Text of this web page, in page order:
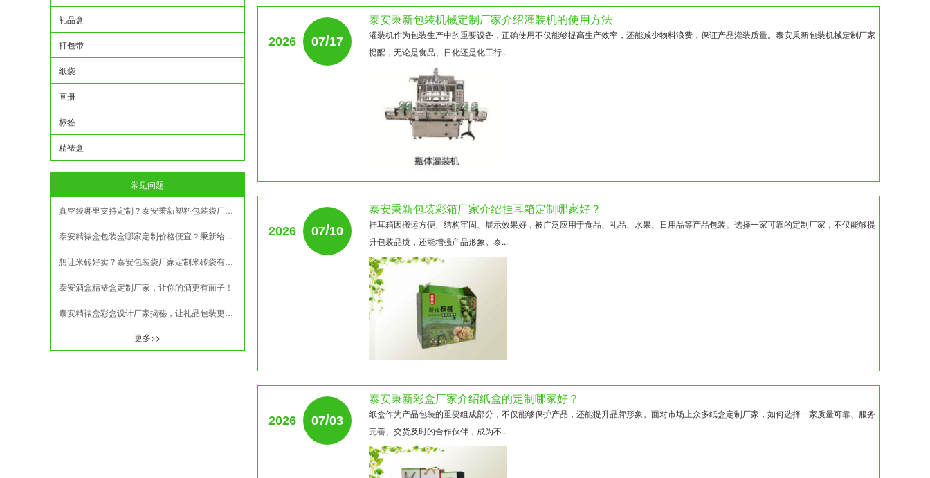
2026 07/17
泰安秉新包装机械定制厂家介绍灌装机的使用方法
灌装机作为包装生产中的重要设备，正确使用不仅能够提高生产效率，还能减少物料浪费，保证产品灌装质量。泰安秉新包装机械定制厂家
提醒，无论是食品、日化还是化工行...
2026 07/10
泰安秉新包装彩箱厂家介绍挂耳箱定制哪家好？
挂耳箱因搬运方便、结构牢固、展示效果好，被广泛应用于食品、礼品、水果、日用品等产品包装。选择一家可靠的定制厂家，不仅能够提
升包装品质，还能增强产品形象。泰...
2026 07/03
泰安秉新彩盒厂家介绍纸盒的定制哪家好？
纸盒作为产品包装的重要组成部分，不仅能够保护产品，还能提升品牌形象。面对市场上众多纸盒定制厂家，如何选择一家质量可靠、服务
完善、交货及时的合作伙伴，成为不...
礼品盒
打包带
纸袋
画册
标签
精裱盒
常见问题
真空袋哪里支持定制？泰安秉新塑料包装袋厂家揭秘
泰安精裱盒包装盒哪家定制价格便宜？秉新给您说实在话
想让米砖好卖？泰安包装袋厂家定制米砖袋有答案
泰安酒盒精裱盒定制厂家，让你的酒更有面子！
泰安精裱盒彩盒设计厂家揭秘，让礼品包装更有格调！
更多>>